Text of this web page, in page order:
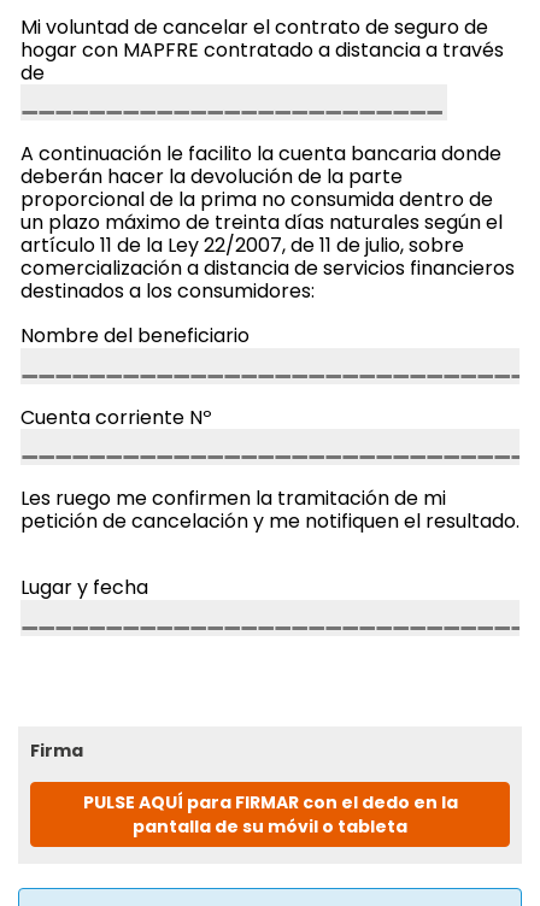
Mi voluntad de cancelar el contrato de seguro de
hogar con MAPFRE contratado a distancia a través
de
A continuación le facilito la cuenta bancaria donde
deberán hacer la devolución de la parte
proporcional de la prima no consumida dentro de
un plazo máximo de treinta días naturales según el
artículo 11 de la Ley 22/2007, de 11 de julio, sobre
comercialización a distancia de servicios financieros
destinados a los consumidores:
Nombre del beneficiario
Cuenta corriente Nº
Les ruego me confirmen la tramitación de mi
petición de cancelación y me notifiquen el resultado.
Lugar y fecha
Firma
PULSE AQUÍ para FIRMAR con el dedo en la
pantalla de su móvil o tableta